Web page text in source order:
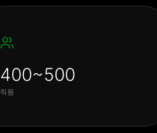
400~500
직원